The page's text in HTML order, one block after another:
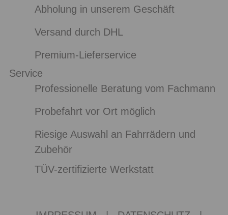
Abholung in unserem Geschäft
Versand durch DHL
Premium-Lieferservice
Service
Professionelle Beratung vom Fachmann
Probefahrt vor Ort möglich
Riesige Auswahl an Fahrrädern und
Zubehör
TÜV-zertifizierte Werkstatt